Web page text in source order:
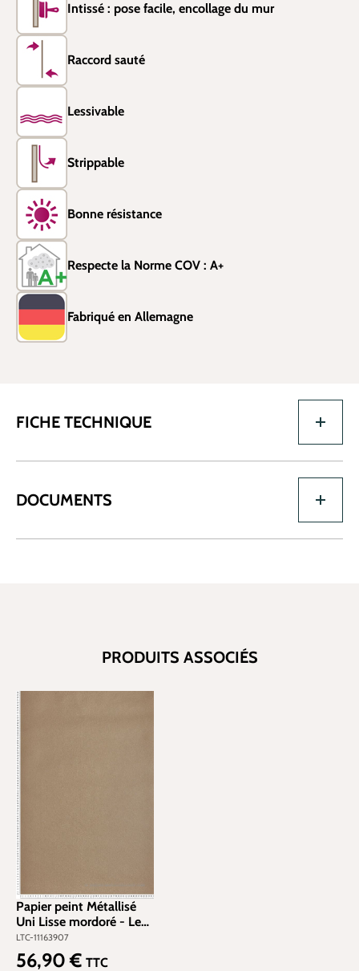
Intissé : pose facile, encollage du mur
Raccord sauté
Lessivable
Strippable
Bonne résistance
Respecte la Norme COV : A+
Fabriqué en Allemagne
FICHE TECHNIQUE
DOCUMENTS
PRODUITS ASSOCIÉS
Papier peint Métallisé
Uni Lisse mordoré - Les
Essentiels de Lutèce |
Réf. LTC-11163907
LTC-11163907
Prix régulier :
56,90 € TTC